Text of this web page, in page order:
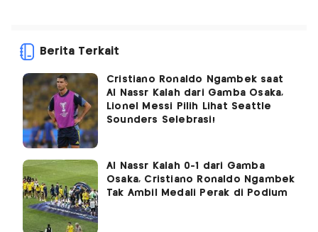
Berita Terkait
Cristiano Ronaldo Ngambek saat
Al Nassr Kalah dari Gamba Osaka,
Lionel Messi Pilih Lihat Seattle
Sounders Selebrasi!
Al Nassr Kalah 0-1 dari Gamba
Osaka, Cristiano Ronaldo Ngambek
Tak Ambil Medali Perak di Podium